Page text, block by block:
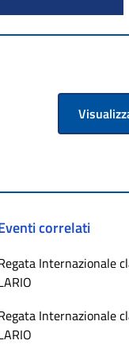
correlati
Internazionale
Internazionale